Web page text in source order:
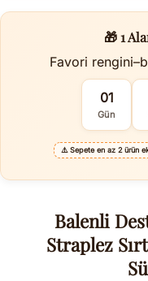
🎁 1
Favori
01
Gün
⚠️ Sepete en az 2 ürün
Balenli
Straplez